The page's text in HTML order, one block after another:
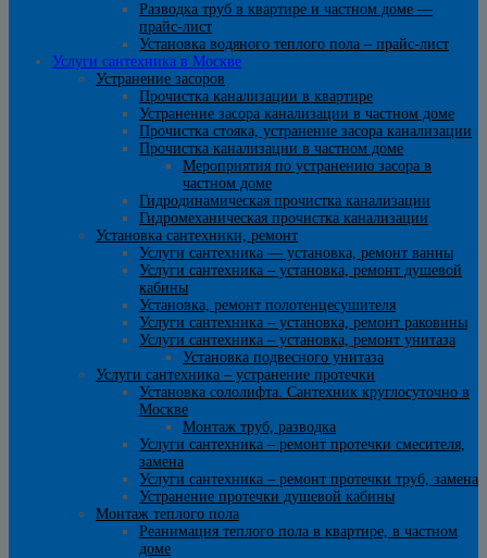
Разводка труб в квартире и частном доме —
прайс-лист
Установка водяного теплого пола – прайс-лист
Услуги сантехника в Москве
Устранение засоров
Прочистка канализации в квартире
Устранение засора канализации в частном доме
Прочистка стояка, устранение засора канализации
Прочистка канализации в частном доме
Мероприятия по устранению засора в
частном доме
Гидродинамическая прочистка канализации
Гидромеханическая прочистка канализации
Установка сантехники, ремонт
Услуги сантехника — установка, ремонт ванны
Услуги сантехника – установка, ремонт душевой
кабины
Установка, ремонт полотенцесушителя
Услуги сантехника – установка, ремонт раковины
Услуги сантехника – установка, ремонт унитаза
Установка подвесного унитаза
Услуги сантехника – устранение протечки
Установка сололифта. Сантехник круглосуточно в
Москве
Монтаж труб, разводка
Услуги сантехника – ремонт протечки смесителя,
замена
Услуги сантехника – ремонт протечки труб, замена
Устранение протечки душевой кабины
Монтаж теплого пола
Реанимация теплого пола в квартире, в частном
доме